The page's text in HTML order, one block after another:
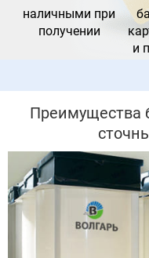
наличными при
получении
и
Преимущества